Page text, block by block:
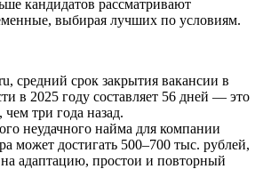
кандидатов рассматривают
выбирая лучших по условиям.
средний срок закрытия вакансии в
в 2025 году составляет 56 дней — это
три года назад.
неудачного найма для компании
может достигать 500–700 тыс. рублей,
адаптацию, простои и повторный